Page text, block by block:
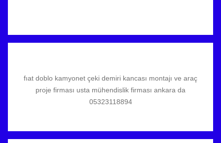
fıat doblo kamyonet çeki demiri kancası montajı ve araç
proje firması usta mühendislik firması ankara da
05323118894